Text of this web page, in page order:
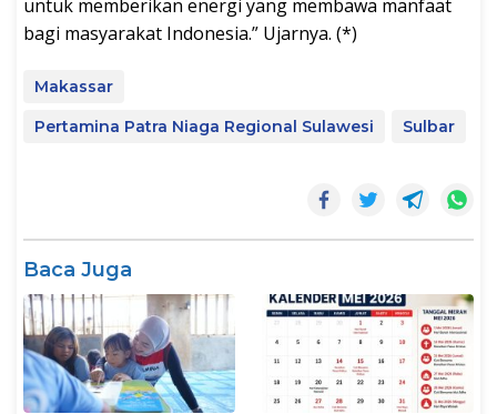
untuk memberikan energi yang membawa manfaat
bagi masyarakat Indonesia.” Ujarnya. (*)
Makassar
Pertamina Patra Niaga Regional Sulawesi
Sulbar
Baca Juga